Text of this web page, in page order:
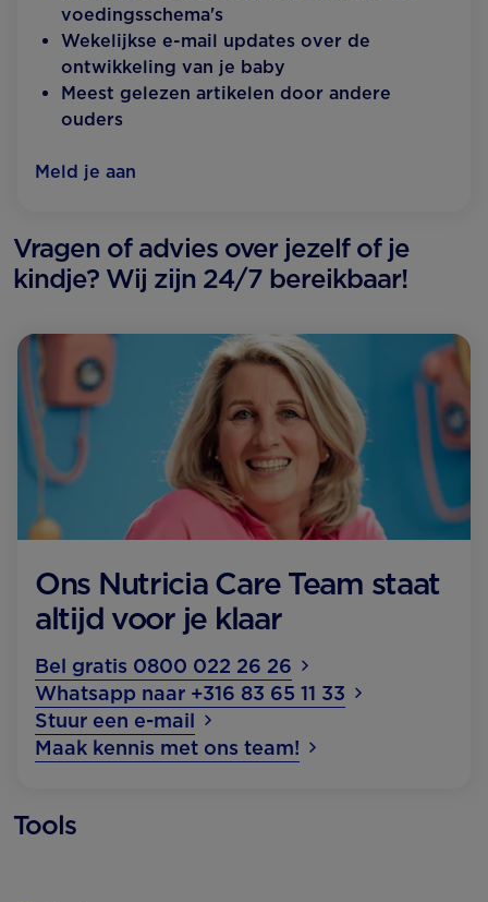
voedingsschema's
Wekelijkse e-mail updates over de
ontwikkeling van je baby
Meest gelezen artikelen door andere
ouders
Meld je aan
Vragen of advies over jezelf of je
kindje? Wij zijn 24/7 bereikbaar!
Ons Nutricia Care Team staat
altijd voor je klaar
Bel gratis 0800 022 26 26
Whatsapp naar +316 83 65 11 33
Stuur een e-mail
Maak kennis met ons team!
Tools